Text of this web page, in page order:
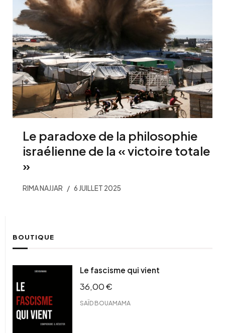
Le paradoxe de la philosophie
israélienne de la « victoire totale
»
RIMA NAJJAR 6 JUILLET 2025
BOUTIQUE
Le fascisme qui vient
36,00€
SAÏD BOUAMAMA